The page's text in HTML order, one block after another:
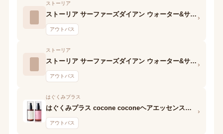
ストーリア
ストーリア サーファーズダイアン ウォーター&サンケアプロテクト ヘアミルク
アウトバス
›
ストーリア
ストーリア サーファーズダイアン ウォーター&サンケアプロテクト ヘアミスト
アウトバス
›
はぐくみプラス
はぐくみプラス cocone coconeヘアエッセンスオイルスムース
アウトバス
›